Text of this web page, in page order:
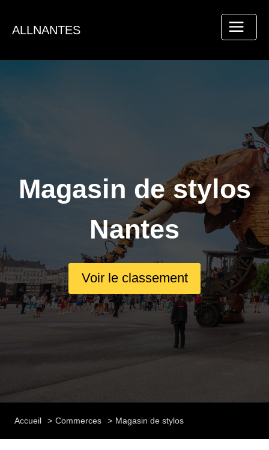
contenu
ALLNANTES
Magasin de stylos
Nantes
Voir le classement
Accueil Commerces Magasin de stylos